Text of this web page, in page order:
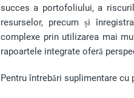
succes a portofoliului, a
resurselor, precum și
complexe prin utilizarea mai
rapoartele integrate oferă
Pentru întrebări suplimentare